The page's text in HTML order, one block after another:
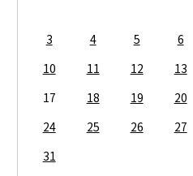
3
4 5 6
10
11 12 13
17
18 19 20
24
25 26 27
31